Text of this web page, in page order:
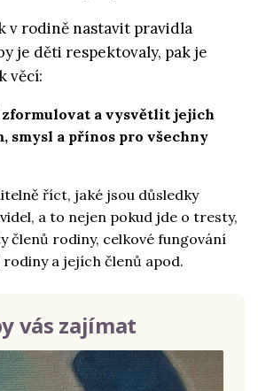
v rodině nastavit pravidla
je děti respektovaly, pak je
věcí:
zformulovat a vysvětlit jejich
smysl a přínos pro všechny
říct, jaké jsou důsledky
a to nejen pokud jde o tresty,
členů rodiny, celkové fungování
rodiny a jejích členů apod.
vás zajímat